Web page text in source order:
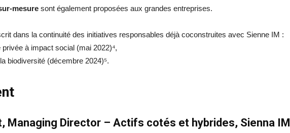
mesure sont également proposées aux grandes entreprises.
dans la continuité des initiatives responsables déjà coconstruites avec Sienne IM :
à impact social (mai 2022)⁴,
biodiversité (décembre 2024)⁵.
Managing Director – Actifs cotés et hybrides, Sienna IM